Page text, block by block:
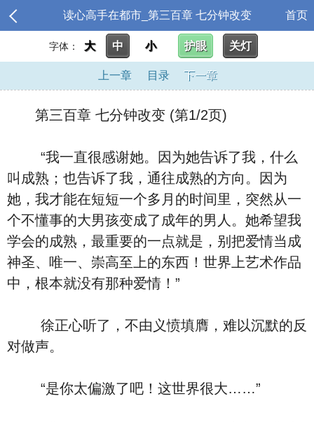
读心高手在都市_第三百章 七分钟改变 首页
字体： 大 中 小 护眼 关灯
上一章 目录 下一章
第三百章 七分钟改变 (第1/2页)
“我一直很感谢她。因为她告诉了我，什么
叫成熟；也告诉了我，通往成熟的方向。因为
她，我才能在短短一个多月的时间里，突然从一
个不懂事的大男孩变成了成年的男人。她希望我
学会的成熟，最重要的一点就是，别把爱情当成
神圣、唯一、崇高至上的东西！世界上艺术作品
中，根本就没有那种爱情！”
徐正心听了，不由义愤填膺，难以沉默的反
对做声。
“是你太偏激了吧！这世界很大……”